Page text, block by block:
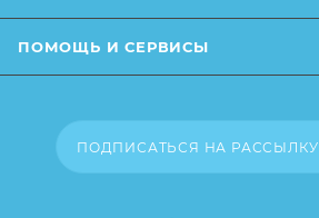
ПОМОЩЬ И СЕРВИСЫ
ПОДПИСАТЬСЯ НА РАССЫЛКУ